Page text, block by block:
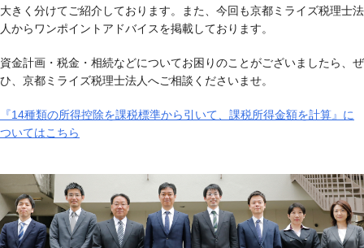
大きく分けてご紹介しております。また、今回も京都ミライズ税理士法
人からワンポイントアドバイスを掲載しております。
資金計画・税金・相続などについてお困りのことがございましたら、ぜ
ひ、京都ミライズ税理士法人へご相談くださいませ。
『14種類の所得控除を課税標準から引いて、課税所得金額を計算』に
ついてはこちら